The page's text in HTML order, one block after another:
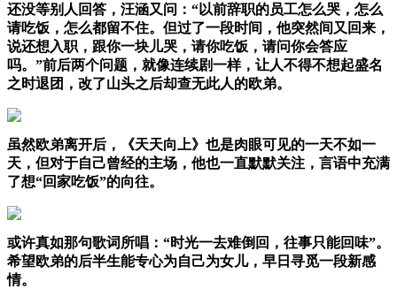
还没等别人回答，汪涵又问：“以前辞职的员工怎么哭，怎么
请吃饭，怎么都留不住。但过了一段时间，他突然间又回来，
说还想入职，跟你一块儿哭，请你吃饭，请问你会答应
吗。”前后两个问题，就像连续剧一样，让人不得不想起盛名
之时退团，改了山头之后却查无此人的欧弟。
虽然欧弟离开后，《天天向上》也是肉眼可见的一天不如一
天，但对于自己曾经的主场，他也一直默默关注，言语中充满
了想“回家吃饭”的向往。
或许真如那句歌词所唱：“时光一去难倒回，往事只能回味”。
希望欧弟的后半生能专心为自己为女儿，早日寻觅一段新感
情。